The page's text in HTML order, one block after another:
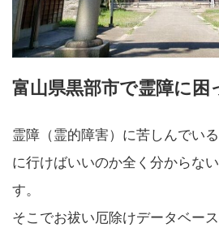
富山県黒部市で霊障に困
霊障（霊的障害）に苦しんでい
に行けばいいのか全く分からな
す。
そこでお祓い厄除けデータベー